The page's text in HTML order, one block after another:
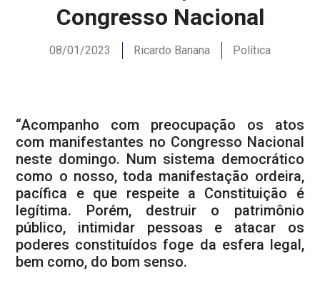
Congresso Nacional
08/01/2023 Ricardo Banana Política
“Acompanho com preocupação os atos
com manifestantes no Congresso Nacional
neste domingo. Num sistema democrático
como o nosso, toda manifestação ordeira,
pacífica e que respeite a Constituição é
legítima. Porém, destruir o patrimônio
público, intimidar pessoas e atacar os
poderes constituídos foge da esfera legal,
bem como, do bom senso.